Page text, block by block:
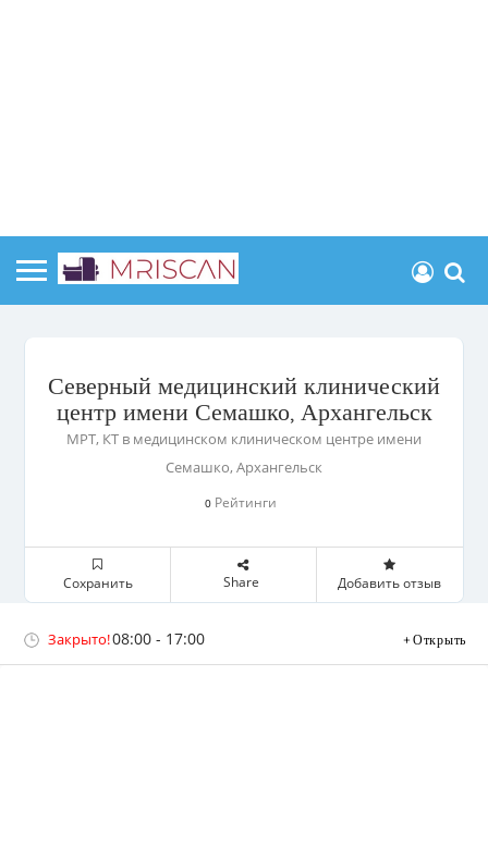
Северный медицинский клинический
центр имени Семашко, Архангельск
МРТ, КТ в медицинском клиническом центре имени
Семашко, Архангельск
0 Рейтинги
Сохранить Share Добавить отзыв
Закрыто!08:00 - 17:00 Открыть